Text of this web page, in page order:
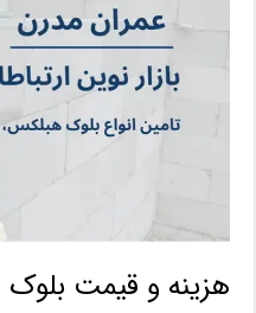
هزینه و قیمت بلوک